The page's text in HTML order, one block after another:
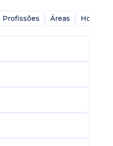
Profissões Áreas Home-